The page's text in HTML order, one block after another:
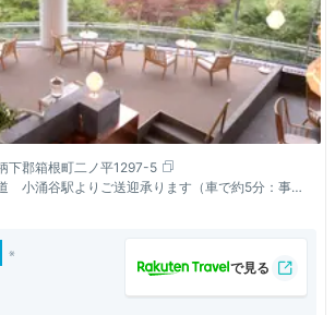
下郡箱根町二ノ平1297-5
小涌谷駅よりご送迎承ります（車で約5分：事前